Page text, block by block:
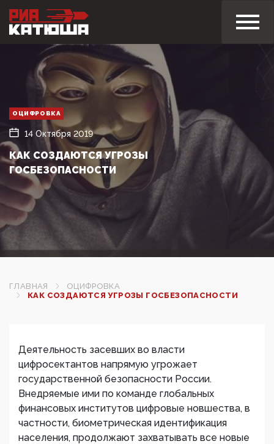
ОЦИФРОВКА
14 Октября 2019
КАК СОЗДАЮТСЯ УГРОЗЫ
ГОСБЕЗОПАСНОСТИ
ГЛАВНАЯ
ОЦИФРОВКА
КАК СОЗДАЮТСЯ УГРОЗЫ ГОСБЕЗОПАСНОСТИ
Деятельность засевших во власти
цифросектантов напрямую угрожает
государственной безопасности России.
Внедряемые ими по команде глобальных
финансовых институтов цифровые новшества, в
частности, биометрическая идентификация
населения, продолжают захватывать все новые